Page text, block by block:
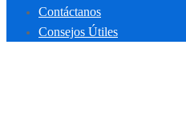
Contáctanos
Consejos Útiles